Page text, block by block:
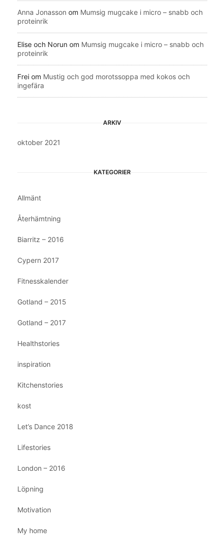
Anna Jonasson om Mumsig mugcake i micro – snabb och
proteinrik
Elise och Norun om Mumsig mugcake i micro – snabb och
proteinrik
Frei om Mustig och god morotssoppa med kokos och
ingefära
ARKIV
oktober 2021
KATEGORIER
Allmänt
Återhämtning
Biarritz – 2016
Cypern 2017
Fitnesskalender
Gotland – 2015
Gotland – 2017
Healthstories
inspiration
Kitchenstories
kost
Let’s Dance 2018
Lifestories
London – 2016
Löpning
Motivation
My home